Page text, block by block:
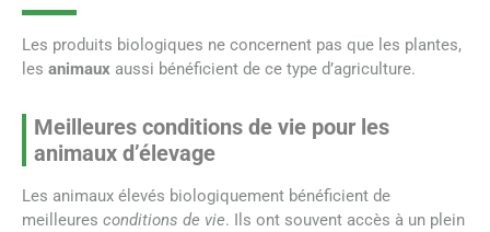
Les produits biologiques ne concernent pas que les plantes,
les animaux aussi bénéficient de ce type d’agriculture.
Meilleures conditions de vie pour les
animaux d’élevage
Les animaux élevés biologiquement bénéficient de
meilleures conditions de vie. Ils ont souvent accès à un plein